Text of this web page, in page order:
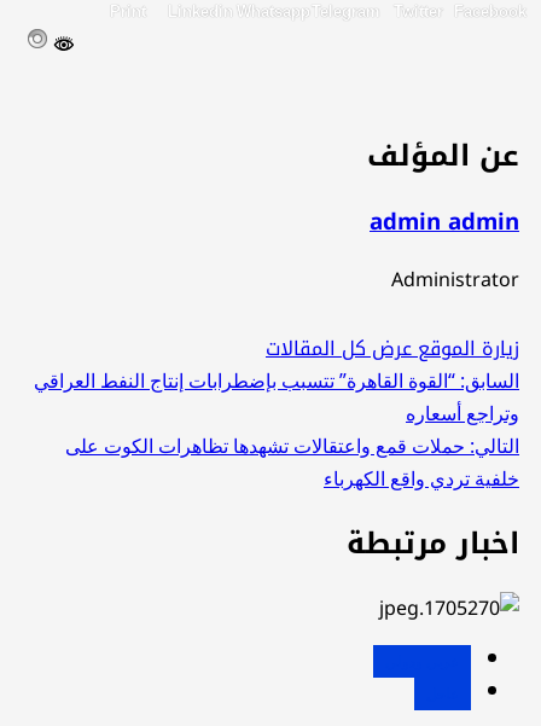
Twitter
Telegram
Whatsapp
Linkedin
Print
المؤلف
admin
الموقععرض كل المقالات
“القوة القاهرة” تتسبب بإضطرابات إنتاج النفط العراقي
أسعاره
حملات قمع واعتقالات تشهدها تظاهرات الكوت على
تردي واقع الكهرباء
مرتبطة